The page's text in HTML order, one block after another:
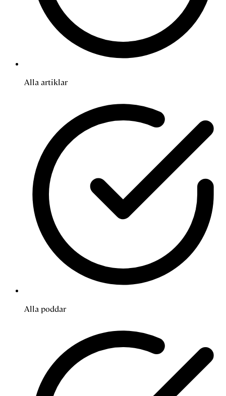
Alla artiklar
Alla poddar